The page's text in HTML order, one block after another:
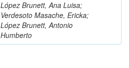
López Brunett, Ana Luisa;
Verdesoto Masache, Ericka;
López Brunett, Antonio
Humberto